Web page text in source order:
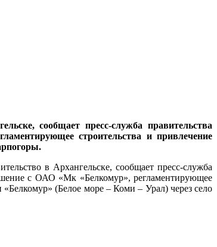
сообщает пресс-служба правительства
строительства и привлечение
в Архангельске, сообщает пресс-служба
с ОАО «Мк «Белкомур», регламентирующее
(Белое море – Коми – Урал) через село